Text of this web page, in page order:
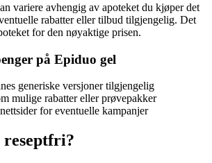
variere avhengig av apoteket du kjøper det
rabatter eller tilbud tilgjengelig. Det
for den nøyaktige prisen.
på Epiduo gel
generiske versjoner tilgjengelig
mulige rabatter eller prøvepakker
for eventuelle kampanjer